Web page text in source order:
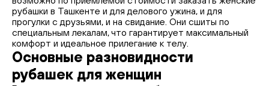
рубашки в Ташкенте и для делового ужина, и для
прогулки с друзьями, и на свидание. Они сшиты по
специальным лекалам, что гарантирует максимальный
комфорт и идеальное прилегание к телу.
Основные разновидности
рубашек для женщин